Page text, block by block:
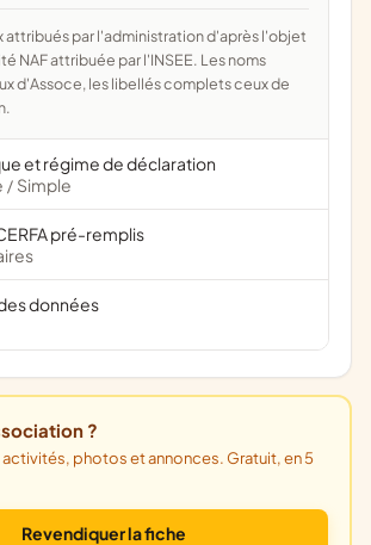
NAF attribuée par l'INSEE. Les noms
d'Assoce, les libellés complets ceux de
et régime de déclaration
/ Simple
pré-remplis
données
?
Revendiquer la fiche